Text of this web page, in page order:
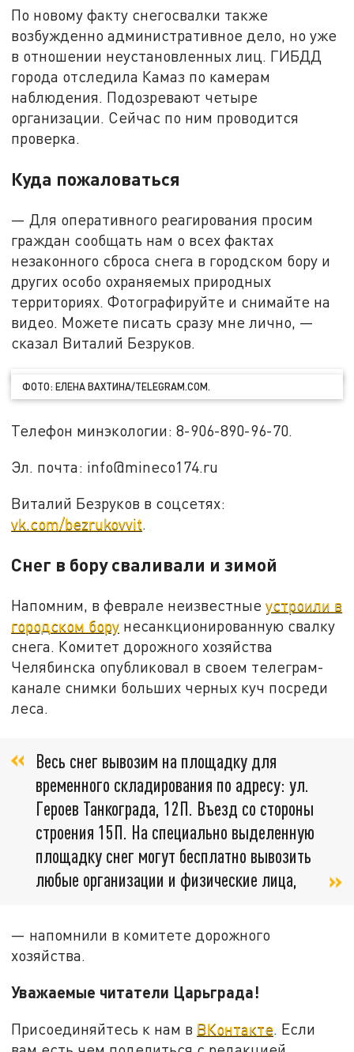
По новому факту снегосвалки также
возбужденно административное дело, но уже
в отношении неустановленных лиц. ГИБДД
города отследила Камаз по камерам
наблюдения. Подозревают четыре
организации. Сейчас по ним проводится
проверка.
Куда пожаловаться
— Для оперативного реагирования просим
граждан сообщать нам о всех фактах
незаконного сброса снега в городском бору и
других особо охраняемых природных
территориях. Фотографируйте и снимайте на
видео. Можете писать сразу мне лично, —
сказал Виталий Безруков.
ФОТО: ЕЛЕНА ВАХТИНА/TELEGRAM.COM.
Телефон минэкологии: 8-906-890-96-70.
Эл. почта: info@mineco174.ru
Виталий Безруков в соцсетях:
vk.com/bezrukovvit
Снег в бору сваливали и зимой
Напомним, в феврале неизвестныеустроили в
городском бору несанкционированную свалку
снега. Комитет дорожного хозяйства
Челябинска опубликовал в своем телеграм-
канале снимки больших черных куч посреди
леса.
Весь снег вывозим на площадку для
временного складирования по адресу: ул.
Героев Танкограда, 12П. Въезд со стороны
строения 15П. На специально выделенную
площадку снег могут бесплатно вывозить
любые организации и физические лица,
— напомнили в комитете дорожного
хозяйства.
Уважаемые читатели Царьграда!
Присоединяйтесь к нам в ВКонтакте . Если